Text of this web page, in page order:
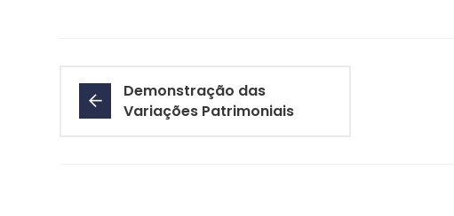
Demonstração das
Variações Patrimoniais